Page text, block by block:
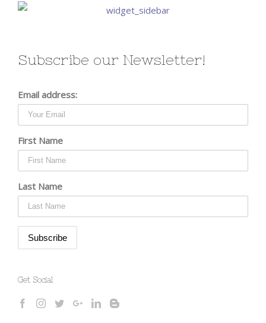
Subscribe our Newsletter!
Email address:
First Name
Last Name
Get Social